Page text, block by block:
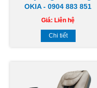
OKIA - 0904 883 851
Giá: Liên hệ
Chi tiết